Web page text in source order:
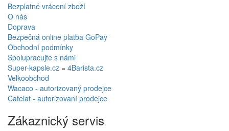
Bezplatné vrácení zboží
O nás
Doprava
Bezpečná online platba GoPay
Obchodní podmínky
Spolupracujte s námi
Super-kapsle.cz = 4Barista.cz
Velkoobchod
Wacaco - autorizovaný prodejce
Cafelat - autorizovaní prodejce
Zákaznický servis